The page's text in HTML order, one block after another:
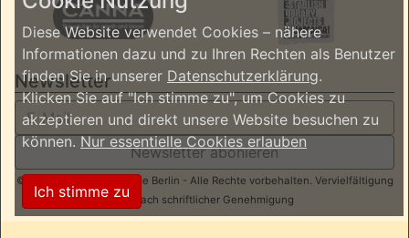
Newsletter
Newsletter abonieren
© 2026 ReggaeInBerlin.de Berlin - Alle Rechte vorbehalten. Vervielfältigung
nur nach schriftlicher Genehmigung
Diese Website verwendet Cookies – nähere
Informationen dazu und zu Ihren Rechten als Benutzer
finden Sie in unserer Datenschutzerklärung.
Klicken Sie auf "Ich stimme zu", um Cookies zu
akzeptieren und direkt unsere Website besuchen zu
können.Nur essentielle Cookies erlauben
Ich stimme zu